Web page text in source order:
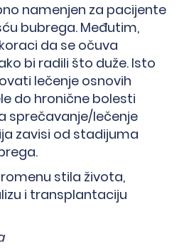
namenjen za pacijente
bubrega. Međutim,
da se očuva
bi radili što duže. Isto
lečenje osnovih
do hronične bolesti
sprečavanje/lečenje
zavisi od stadijuma
stila života,
i transplantaciju